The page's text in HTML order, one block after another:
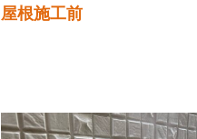
屋根施工前